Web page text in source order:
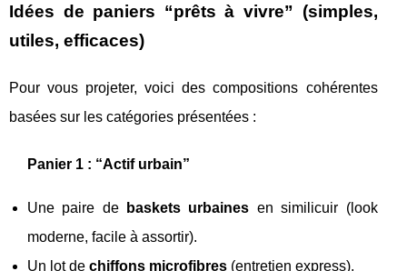
Idées de paniers “prêts à vivre” (simples,
utiles, efficaces)
Pour vous projeter, voici des compositions cohérentes
basées sur les catégories présentées :
Panier 1 : “Actif urbain”
Une paire de baskets urbaines en similicuir (look
moderne, facile à assortir).
Un lot de chiffons microfibres (entretien express).